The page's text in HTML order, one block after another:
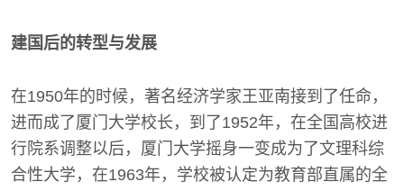
建国后的转型与发展
在1950年的时候，著名经济学家王亚南接到了任命，
进而成了厦门大学校长，到了1952年，在全国高校进
行院系调整以后，厦门大学摇身一变成为了文理科综
合性大学，在1963年，学校被认定为教育部直属的全